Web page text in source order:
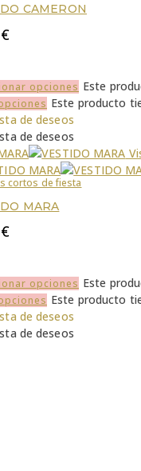
CAMERON
€
opciones Este
Este producto
de deseos
de deseos
cortos de fiesta
MARA
€
opciones Este
Este producto
de deseos
de deseos